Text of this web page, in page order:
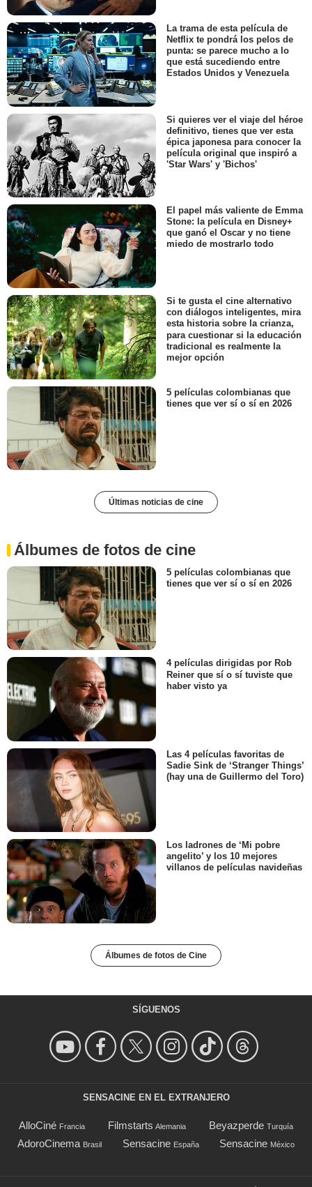
La trama de esta película de
Netflix te pondrá los pelos de
punta: se parece mucho a lo
que está sucediendo entre
Estados Unidos y Venezuela
Si quieres ver el viaje del héroe
definitivo, tienes que ver esta
épica japonesa para conocer la
película original que inspiró a
'Star Wars' y 'Bichos'
El papel más valiente de Emma
Stone: la película en Disney+
que ganó el Oscar y no tiene
miedo de mostrarlo todo
Si te gusta el cine alternativo
con diálogos inteligentes, mira
esta historia sobre la crianza,
para cuestionar si la educación
tradicional es realmente la
mejor opción
5 películas colombianas que
tienes que ver sí o sí en 2026
Últimas noticias de cine
Álbumes de fotos de cine
5 películas colombianas que
tienes que ver sí o sí en 2026
4 películas dirigidas por Rob
Reiner que sí o sí tuviste que
haber visto ya
Las 4 películas favoritas de
Sadie Sink de ‘Stranger Things’
(hay una de Guillermo del Toro)
Los ladrones de ‘Mi pobre
angelito’ y los 10 mejores
villanos de películas navideñas
Álbumes de fotos de Cine
SÍGUENOS
SENSACINE EN EL EXTRANJERO
AlloCiné Francia Filmstarts Alemania Beyazperde Turquía
AdoroCinema Brasil Sensacine España Sensacine México